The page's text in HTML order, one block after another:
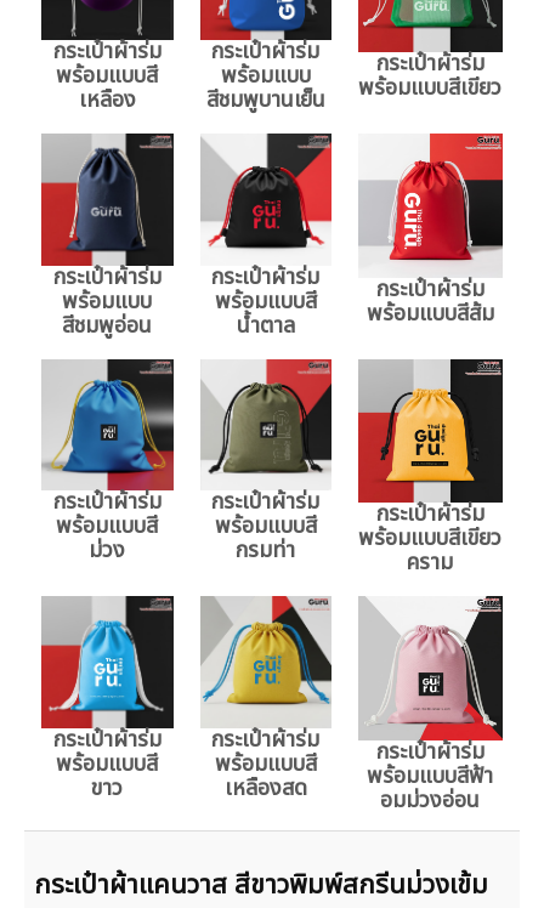
กระเป๋าผ้าร่ม
พร้อมแบบสี
เหลือง
กระเป๋าผ้าร่ม
พร้อมแบบ
สีชมพูบานเย็น
กระเป๋าผ้าร่ม
พร้อมแบบสีเขียว
กระเป๋าผ้าร่ม
พร้อมแบบ
สีชมพูอ่อน
กระเป๋าผ้าร่ม
พร้อมแบบสี
น้ำตาล
กระเป๋าผ้าร่ม
พร้อมแบบสีส้ม
กระเป๋าผ้าร่ม
พร้อมแบบสี
ม่วง
กระเป๋าผ้าร่ม
พร้อมแบบสี
กรมท่า
กระเป๋าผ้าร่ม
พร้อมแบบสีเขียว
คราม
กระเป๋าผ้าร่ม
พร้อมแบบสี
ขาว
กระเป๋าผ้าร่ม
พร้อมแบบสี
เหลืองสด
กระเป๋าผ้าร่ม
พร้อมแบบสีฟ้า
อมม่วงอ่อน
กระเป๋าผ้าแคนวาส สีขาวพิมพ์สกรีนม่วงเข้ม